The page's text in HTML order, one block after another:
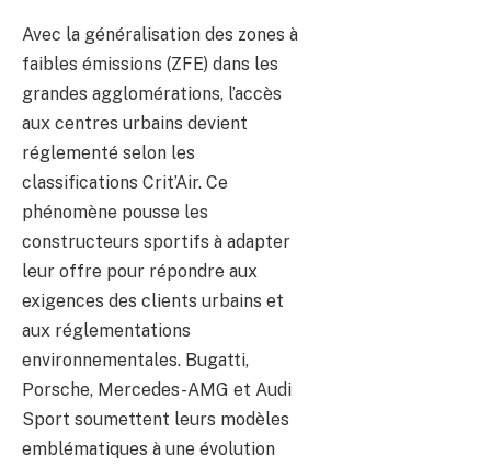
Avec la généralisation des zones à
faibles émissions (ZFE) dans les
grandes agglomérations, l’accès
aux centres urbains devient
réglementé selon les
classifications Crit’Air. Ce
phénomène pousse les
constructeurs sportifs à adapter
leur offre pour répondre aux
exigences des clients urbains et
aux réglementations
environnementales. Bugatti,
Porsche, Mercedes-AMG et Audi
Sport soumettent leurs modèles
emblématiques à une évolution